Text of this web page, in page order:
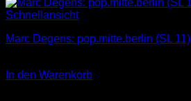
Schnellansicht
Marc Degens: pop.mitte.berlin (SL 11)
In den Warenkorb